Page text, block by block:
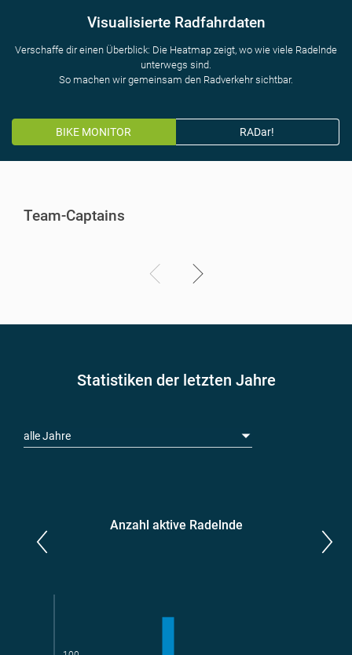
Visualisierte Radfahrdaten
Verschaffe dir einen Überblick: Die Heatmap zeigt, wo wie viele Radelnde
unterwegs sind.
So machen wir gemeinsam den Radverkehr sichtbar.
BIKE MONITOR RADar!
Team-Captains
Statistiken der letzten Jahre
alle Jahre
Anzahl aktive Radelnde